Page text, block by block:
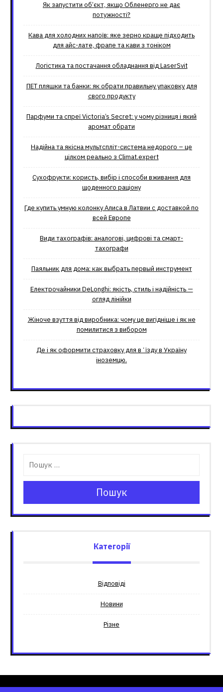
Як запустити об’єкт, якщо Обленерго не дає
потужності?
Кава для холодних напоїв: яке зерно краще підходить
для айс-лате, фрапе та кави з тоніком
Логістика та постачання обладнання від LaserSvit
ПЕТ пляшки та банки: як обрати правильну упаковку для
свого продукту
Парфуми та спреї Victoria’s Secret: у чому різниця і який
аромат обрати
Надійна та якісна мультспліт-система недорого – це
цілком реально з Climat.еxpert
Сухофрукти: користь, вибір і способи вживання для
щоденного раціону
Где купить умную колонку Алиса в Латвии с доставкой по
всей Европе
Види тахографів: аналогові, цифрові та смарт-
тахографи
Паяльник для дома: как выбрать первый инструмент
Електрочайники DeLonghi: якість, стиль і надійність —
огляд лінійки
Жіноче взуття від виробника: чому це вигідніше і як не
помилитися з вибором
Де і як оформити страховку для вʼїзду в Україну
іноземцю.
Пошук
Категорії
Відповіді
Новини
Різне